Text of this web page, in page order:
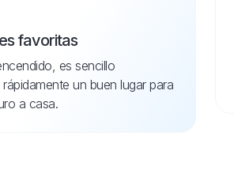
favoritas
es sencillo
un buen lugar para
a casa.